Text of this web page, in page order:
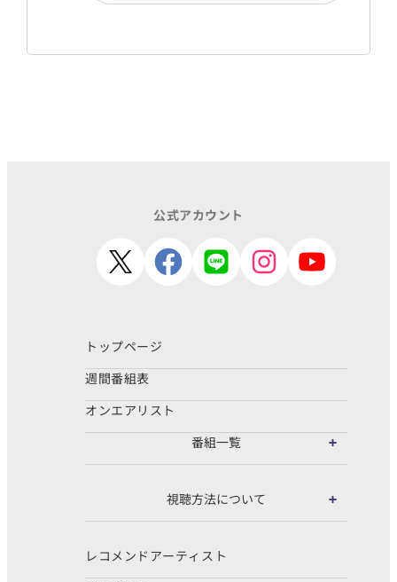
公式アカウント
トップページ
週間番組表
オンエアリスト
番組一覧
視聴方法について
レコメンドアーティスト